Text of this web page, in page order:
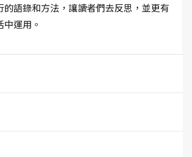
的語錄和方法，讓讀者們去反思，並更有
運用。